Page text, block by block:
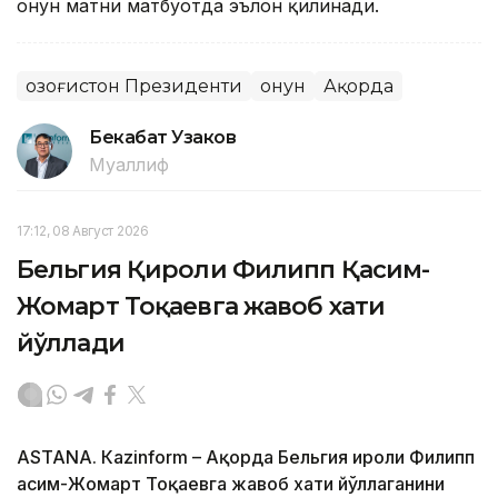
Қонун матни матбуотда эълон қилинади.
Қозоғистон Президенти Қонун Ақорда
Бекабат Узаков
Муаллиф
17:12, 08 Август 2026
Бельгия Қироли Филипп Қасим-
Жомарт Тоқаевга жавоб хати
йўллади
ASTANА. Кazinform – Ақорда Бельгия Қироли Филипп
Қасим-Жомарт Тоқаевга жавоб хати йўллаганини